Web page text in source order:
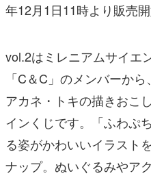
年12月1日11時より販売開
vol.2はミレニアムサイエ
「C＆C」のメンバーか
アカネ・トキの描きおこ
インくじです。「ふわぷ
る姿がかわいいイラスト
ナップ。ぬいぐるみやア